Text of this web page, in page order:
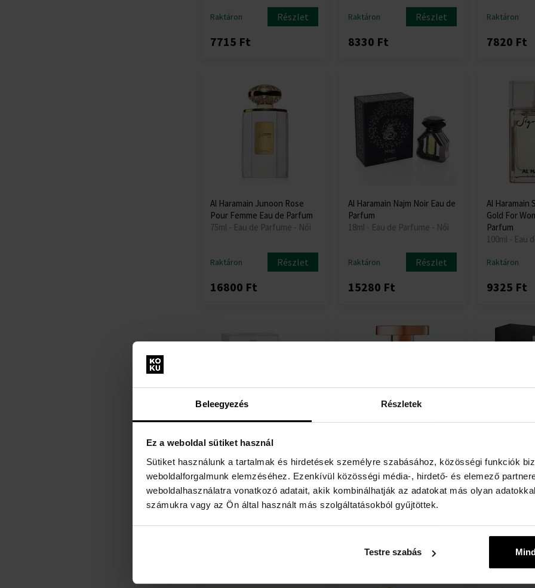
Beleegyezés Részletek
Ez a weboldal sütiket használ
Sütiket használunk a tartalmak és hirdetések személyre szabásához, közösségi funkciók
weboldalforgalmunk elemzéséhez. Ezenkívül közösségi média-, hirdető- és elemező
weboldalhasználatra vonatkozó adatait, akik kombinálhatják az adatokat más olyan
számukra vagy az Ön által használt más szolgáltatásokból gyűjtöttek.
Testre szabás
Raktáron Részlet
7715 Ft
Raktáron Részlet
8330 Ft
Raktáron
7820 Ft
Al Haramain Junoon Rose
Pour Femme Eau de Parfum
75ml - Eau de Parfume - Női
Raktáron Részlet
16800 Ft
Al Haramain Najm Noir Eau de
Parfum
18ml - Eau de Parfume - Női
Raktáron Részlet
15280 Ft
Al Haramain
Gold For
Parfum
100ml - Eau
Raktáron
9325 Ft
Al Haramain Farasha Eau de
Parfum
12ml - Eau de Parfume -
Unisex
Sculpture Eau de Parfum
75ml - Eau de Parfume -
Unisex
Imperial Oud
Parfum
75ml - Eau
Unisex